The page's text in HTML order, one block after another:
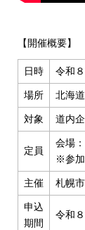
【開催概要】
日時 令和
場所 北海
対象 道内
定員
会場
※参加
主催 札幌
申込
期間
令和